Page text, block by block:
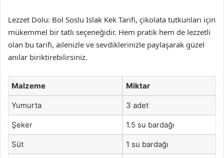
Lezzet Dolu: Bol Soslu Islak Kek Tarifi, çikolata tutkunları için
mükemmel bir tatlı seçeneğidir. Hem pratik hem de lezzetli
olan bu tarifi, ailenizle ve sevdiklerinizle paylaşarak güzel
anılar biriktirebilirsiniz.
Malzeme Miktar
Yumurta 3 adet
Şeker 1.5 su bardağı
Süt 1 su bardağı